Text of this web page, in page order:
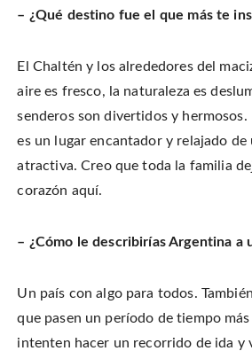
– ¿Qué destino fue el que más te
El Chaltén y los alrededores del
aire es fresco, la naturaleza es
senderos son divertidos y hermosos.
es un lugar encantador y relajado de
atractiva. Creo que toda la familia
corazón aquí.
– ¿Cómo le describirías Argentina a
Un país con algo para todos.
que pasen un período de tiempo
intenten hacer un recorrido de ida y